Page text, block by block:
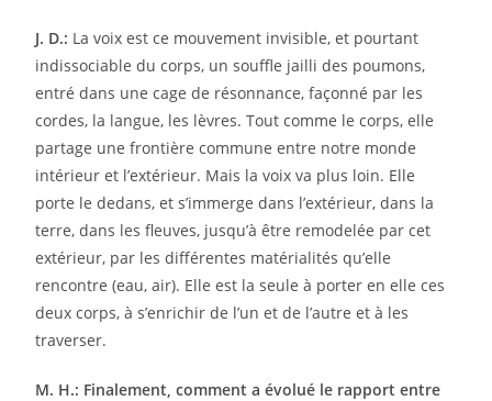
J. D.: La voix est ce mouvement invisible, et pourtant
indissociable du corps, un souffle jailli des poumons,
entré dans une cage de résonnance, façonné par les
cordes, la langue, les lèvres. Tout comme le corps, elle
partage une frontière commune entre notre monde
intérieur et l’extérieur. Mais la voix va plus loin. Elle
porte le dedans, et s’immerge dans l’extérieur, dans la
terre, dans les fleuves, jusqu’à être remodelée par cet
extérieur, par les différentes matérialités qu’elle
rencontre (eau, air). Elle est la seule à porter en elle ces
deux corps, à s’enrichir de l’un et de l’autre et à les
traverser.
M. H.: Finalement, comment a évolué le rapport entre